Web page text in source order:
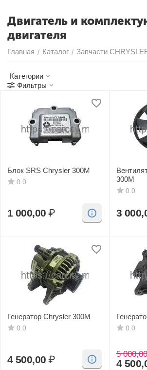
Двигатель и
двигателя
Главная / Каталог / Запчасти
Категории
Фильтры
Блок SRS Chrysler 300M
0.0
1 000,00 ₽
300M
0.0
3
Генератор Chrysler 300M
0.0
4 500,00 ₽
0.0
5 000,00
4